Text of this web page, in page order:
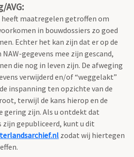
AVG:
maatregelen getroffen om
in bouwdossiers zo goed
Echter het kan zijn dat er op de
gegevens mee zijn gescand,
die nog in leven zijn. De afweging
verwijderd en/of “weggelakt”
inspanning ten opzichte van de
terwijl de kans hierop en de
gering zijn. Als u ontdekt dat
zijn gepubliceerd, kunt u dit
zodat wij hiertegen